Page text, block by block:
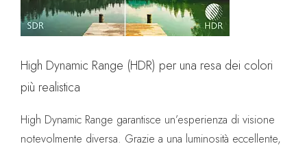
High Dynamic Range (HDR) per una resa dei colori
più realistica
High Dynamic Range garantisce un’esperienza di visione
notevolmente diversa. Grazie a una luminosità eccellente,